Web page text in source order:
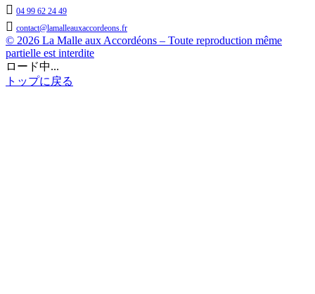
 04 99 62 24 49
 contact@lamalleauxaccordeons.fr
© 2026 La Malle aux Accordéons – Toute reproduction même
partielle est interdite
ロード中...
トップに戻る